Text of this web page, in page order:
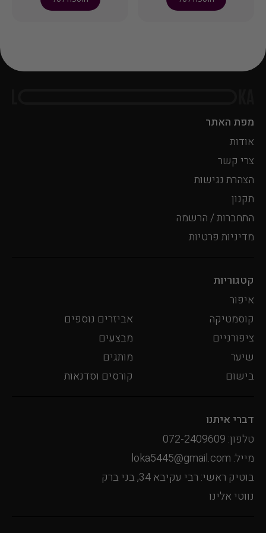
במיוחד.
מפת האתר
אודות
צרי קשר
הצהרת נגישות
תקנון
התחברות / הרשמה
מדיניות פרטיות
קטגוריות
איפור
קוסמטיקה
ציפורניים
שיער
בישום
אביזרים נוספים
מבצעים
מותגים
קורסים וסדנאות
דברי איתנו
טלפון: 072-2409609
מייל: loka5445@gmail.com
בוטיק ראשי: רבי עקיבא 34, בני ברק
נווטי אלינו